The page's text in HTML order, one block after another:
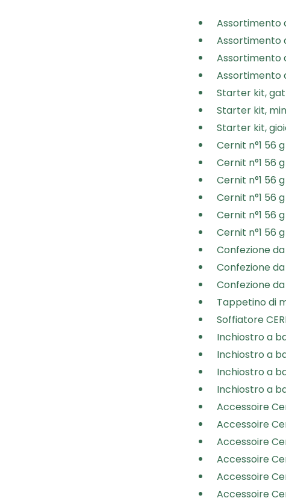
Assortimento
Assortimento
Assortimento
Assortimento
Starter kit,
Starter kit,
Starter kit,
Cernit n°1 56
Cernit n°1 56
Cernit n°1 56
Cernit n°1 56
Cernit n°1 56
Cernit n°1 56
Confezione
Confezione
Confezione
Tappetino di
Soffiatore
Inchiostro a
Inchiostro a
Inchiostro a
Inchiostro a
Accessoire
Accessoire
Accessoire
Accessoire
Accessoire
Accessoire